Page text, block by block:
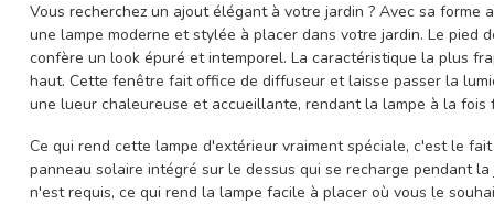
Vous recherchez un ajout élégant à votre jardin ? Avec sa
une lampe moderne et stylée à placer dans votre jardin. Le pied
confère un look épuré et intemporel. La caractéristique la plus
haut. Cette fenêtre fait office de diffuseur et laisse passer la
une lueur chaleureuse et accueillante, rendant la lampe à la
Ce qui rend cette lampe d'extérieur vraiment spéciale, c'est le
panneau solaire intégré sur le dessus qui se recharge pendant
n'est requis, ce qui rend la lampe facile à placer où vous le